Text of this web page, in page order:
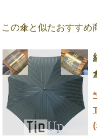
この傘と似たおすすめ